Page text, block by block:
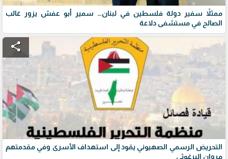
ممثلاً سفير دولة فلسطين في لبنان… سمير أبو عفش يزور غالب
الصالح في مستشفى دلاعة
share
التحريض الرسمي الصهيوني يقود إلى استهداف الأسرى وفي مقدمتهم
مروان البرغوثي